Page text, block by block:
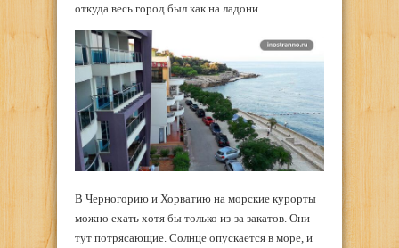
откуда весь город был как на ладони.
В Черногорию и Хорватию на морские курорты
можно ехать хотя бы только из-за закатов. Они
тут потрясающие. Солнце опускается в море, и